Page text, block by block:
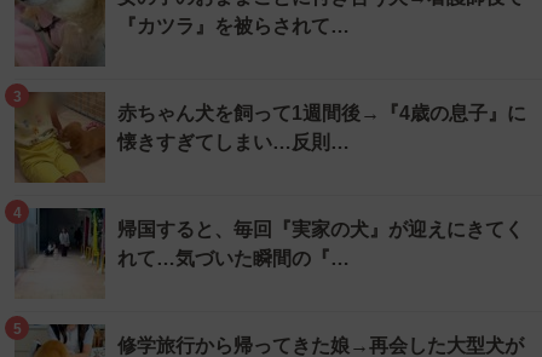
『カツラ』を被らされて…
3
赤ちゃん犬を飼って1週間後→『4歳の息子』に
懐きすぎてしまい…反則…
4
帰国すると、毎回『実家の犬』が迎えにきてく
れて…気づいた瞬間の『…
5
修学旅行から帰ってきた娘→再会した大型犬が